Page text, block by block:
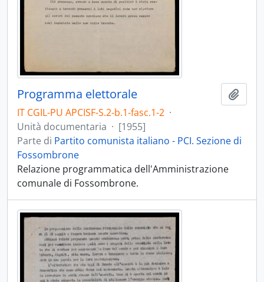
Programma elettorale
IT CGIL-PU APCISF-S.2-b.1-fasc.1-2 ·
Unità documentaria · [1955]
Parte di Partito comunista italiano - PCI. Sezione di
Fossombrone
Relazione programmatica dell'Amministrazione
comunale di Fossombrone.